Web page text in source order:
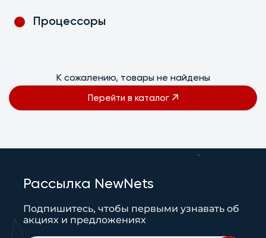
Процессоры
Применить
К сожалению, товары не найдены
Перейти в каталог
Рассылка NewNets
Подпишитесь, чтобы первыми узнавать об
акциях и предложениях